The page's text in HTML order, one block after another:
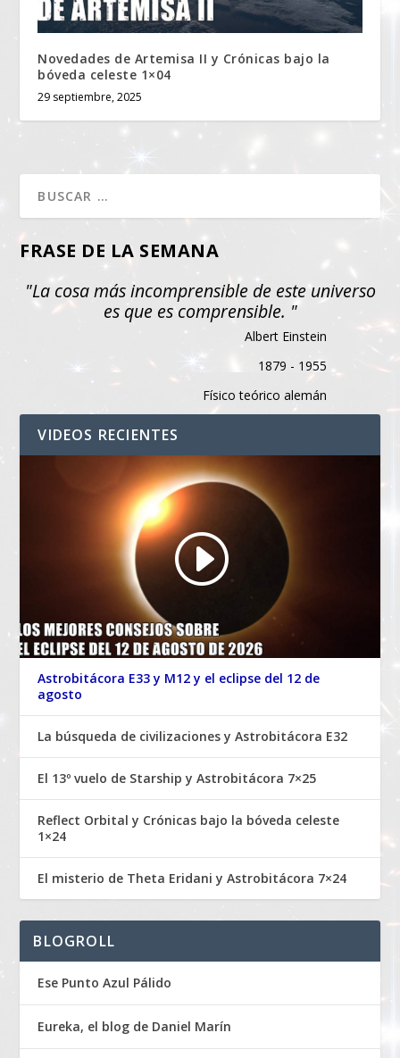
Novedades de Artemisa II y Crónicas bajo la
bóveda celeste 1×04
29 septiembre, 2025
FRASE DE LA SEMANA
"La cosa más incomprensible de este universo
es que es comprensible. "
Albert Einstein
1879 - 1955
Físico teórico alemán
VIDEOS RECIENTES
Astrobitácora E33 y M12 y el eclipse del 12 de
agosto
La búsqueda de civilizaciones y Astrobitácora E32
El 13º vuelo de Starship y Astrobitácora 7×25
Reflect Orbital y Crónicas bajo la bóveda celeste
1×24
El misterio de Theta Eridani y Astrobitácora 7×24
BLOGROLL
Ese Punto Azul Pálido
Eureka, el blog de Daniel Marín